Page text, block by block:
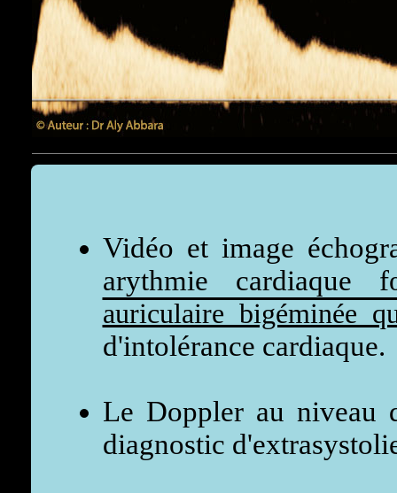
Vidéo et image
arythmie
auriculaire bigéminée
d'intolérance cardiaque.
Le Doppler au niveau
diagnostic